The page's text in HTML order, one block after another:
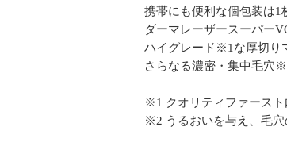
携帯にも便利な個包装は1
ダーマレーザースーパー
ハイグレード※1な厚切り
さらなる濃密・集中毛穴
※1 クオリティファースト
※2 うるおいを与え、毛